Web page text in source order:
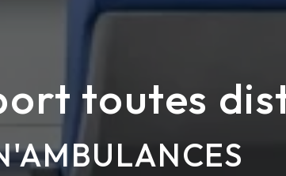
toutes